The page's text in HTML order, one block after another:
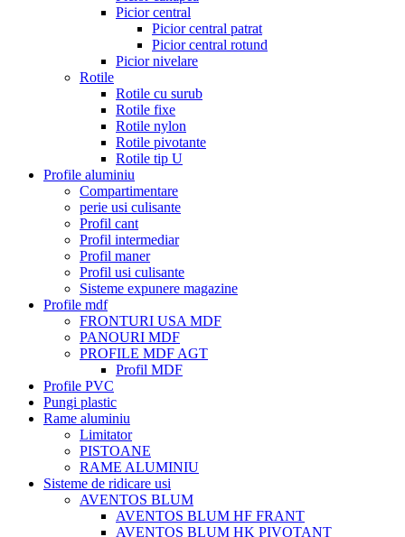
Picior central
Picior central patrat
Picior central rotund
Picior nivelare
Rotile
Rotile cu surub
Rotile fixe
Rotile nylon
Rotile pivotante
Rotile tip U
Profile aluminiu
Compartimentare
perie usi culisante
Profil cant
Profil intermediar
Profil maner
Profil usi culisante
Sisteme expunere magazine
Profile mdf
FRONTURI USA MDF
PANOURI MDF
PROFILE MDF AGT
Profil MDF
Profile PVC
Pungi plastic
Rame aluminiu
Limitator
PISTOANE
RAME ALUMINIU
Sisteme de ridicare usi
AVENTOS BLUM
AVENTOS BLUM HF FRANT
AVENTOS BLUM HK PIVOTANT